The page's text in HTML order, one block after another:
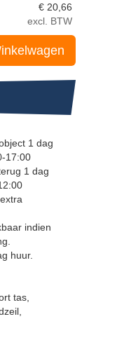
€ 20,66
excl. BTW
1 dag
17:00
1 dag
indien
huur.
tas,